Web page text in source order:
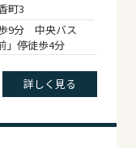
町3
9分 中央バス
」停徒歩4分
詳しく見る